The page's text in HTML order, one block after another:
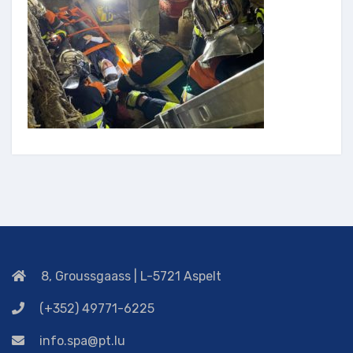
8, Groussgaass | L-5721 Aspelt
(+352) 49771-6225
info.spa@pt.lu